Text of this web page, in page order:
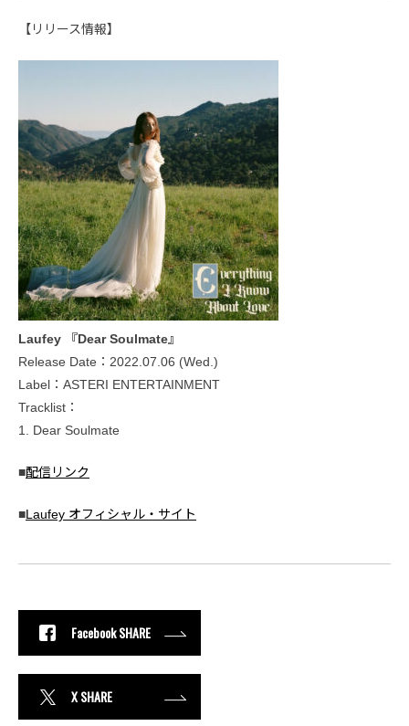
【リリース情報】
Laufey 『Dear Soulmate』
Release Date：2022.07.06 (Wed.)
Label：ASTERI ENTERTAINMENT
Tracklist：
1. Dear Soulmate
■配信リンク
■Laufey オフィシャル・サイト
Facebook SHARE
X SHARE